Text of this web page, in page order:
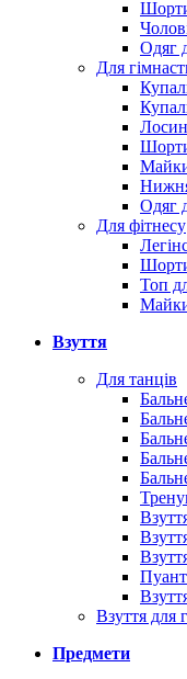
Одяг
Для
Одяг
Для фітнесу
Топ
Взуття
Для танців
Взуття для
Предмети